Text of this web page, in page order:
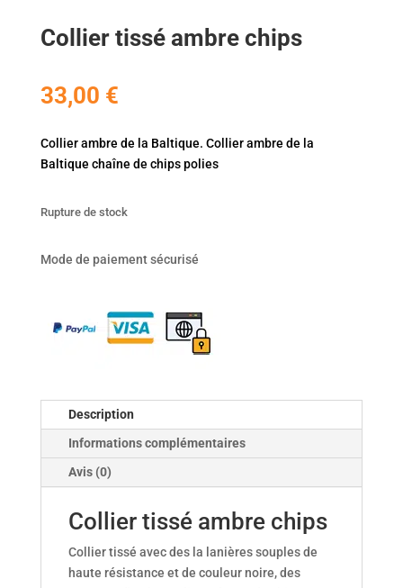
Collier tissé ambre chips
33,00 €
Collier ambre de la Baltique. Collier ambre de la
Baltique chaîne de chips polies
Rupture de stock
Mode de paiement sécurisé
Description
Informations complémentaires
Avis (0)
Collier tissé ambre chips
Collier tissé avec des la lanières souples de
haute résistance et de couleur noire, des